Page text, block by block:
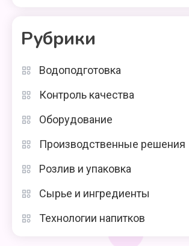
Рубрики
Водоподготовка
Контроль качества
Оборудование
Производственные решения
Розлив и упаковка
Сырье и ингредиенты
Технологии напитков